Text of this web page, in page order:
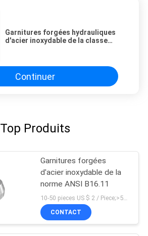
Garnitures forgées hydrauliques
d'acier inoxydable de la classe
Continuer
Top Produits
Garnitures forgées
d'acier inoxydable de la
norme ANSI B16.11
CONTACT